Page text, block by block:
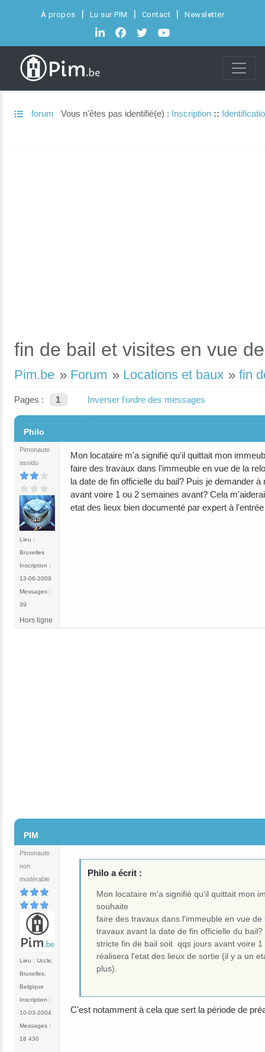
À propos Lu sur PIM Contact Newsletter
forum Vous n'êtes pas identifié(e) : Inscription ::
fin de bail et visites en vue
Pim.be » Forum » Locations et baux »fin
Pages : 1 Inverser l'ordre des messages
Philo
Pimonaute
assidu
Lieu :
Bruxelles
Inscription :
13-06-2009
Messages :
39
Mon locataire m'a signifié qu'il quittait mon
faire des travaux dans l'immeuble en vue de la
la date de fin officielle du bail? Puis je demander
avant voire 1 ou 2 semaines avant? Cela
etat des lieux bien documenté par expert à
Hors ligne
PIM
Pimonaute
non
modérable
Lieu : Uccle,
Bruxelles,
Belgique
Inscription :
10-03-2004
Messages :
18 430
Philo a écrit :
Mon locataire m'a signifié qu'il quittait mon
souhaite
faire des travaux dans l'immeuble en vue
travaux avant la date de fin officielle du
stricte fin de bail soit qqs jours avant voire
réalisera l'etat des lieux de sortie (il y a un
plus).
C'est notamment à cela que sert la période de